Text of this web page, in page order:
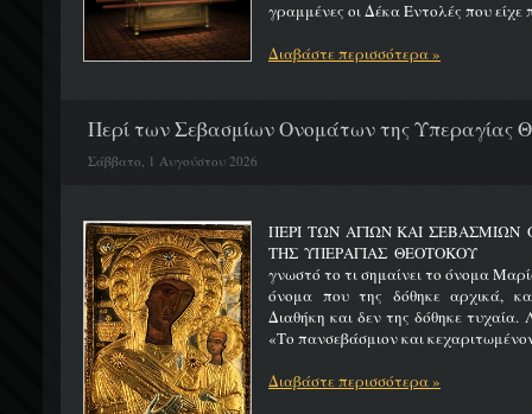
γραμμένες οι Δέκα Εντολές που είχε
Διαβάστε περισσότερα »
Περί των Σεβασμίων Ονομάτων της Υπεραγίας
Σάββατο, 1 Αυγούστου 2026
ΠΕΡΙ ΤΩΝ ΑΓΙΩΝ ΚΑΙ
ΤΗΣ ΥΠΕΡΑΓΙΑΣ ΘΕΟΤΟΚΟΥ
γνωστό το τι σημαίνει το όνομα
όνομα που της δόθηκε αρχικά,
Διαθήκη και δεν της δόθηκε τυχαία.
«Το πανσεβάσμιον και
Διαβάστε περισσότερα »